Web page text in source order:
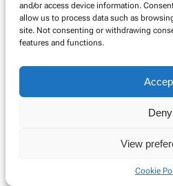
and/or access device information.
allow us to process data such as
site. Not consenting or withdrawing
features and functions.
Deny
View
Cookie